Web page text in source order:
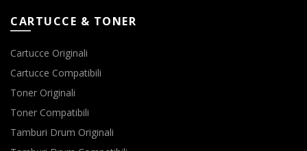
CARTUCCE & TONER
Cartucce Originali
Cartucce Compatibili
Toner Originali
Toner Compatibili
Tamburi Drum Originali